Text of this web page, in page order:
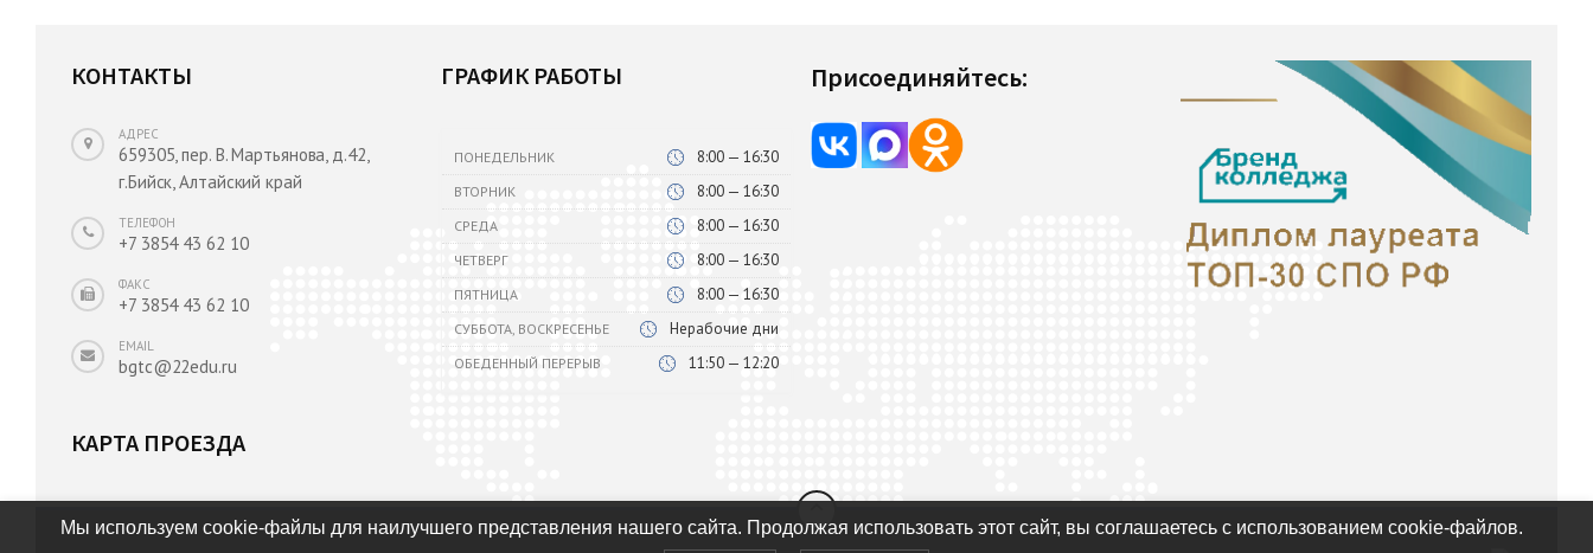
КОНТАКТЫ
АДРЕС
659305, пер. В. Мартьянова, д.42,
г.Бийск, Алтайский край
ТЕЛЕФОН
+7 3854 43 62 10
ФАКС
+7 3854 43 62 10
EMAIL
bgtc@22edu.ru
ГРАФИК РАБОТЫ
ПОНЕДЕЛЬНИК 8:00 — 16:30
ВТОРНИК 8:00 — 16:30
СРЕДА 8:00 — 16:30
ЧЕТВЕРГ 8:00 — 16:30
ПЯТНИЦА 8:00 — 16:30
СУББОТА, ВОСКРЕСЕНЬЕ Нерабочие дни
ОБЕДЕННЫЙ ПЕРЕРЫВ 11:50 — 12:20
Присоединяйтесь:
КАРТА ПРОЕЗДА
Мы используем cookie-файлы для наилучшего представления нашего сайта. Продолжая использовать этот сайт, вы соглашаетесь с использованием cookie-файлов.